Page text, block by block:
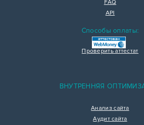
FAQ
API
Способы оплаты:
Проверить аттестат
ВНУТРЕННЯЯ
Анализ сайта
Аудит сайта